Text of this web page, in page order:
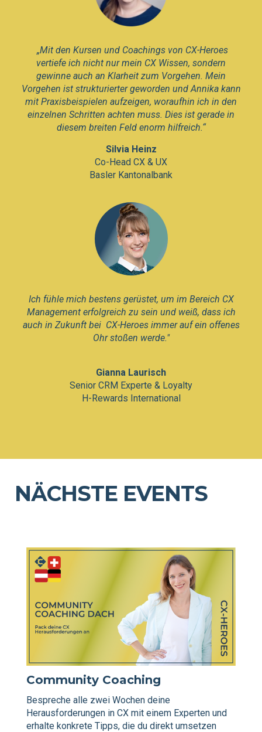
„Mit den Kursen und Coachings von CX-Heroes
vertiefe ich nicht nur mein CX Wissen, sondern
gewinne auch an Klarheit zum Vorgehen. Mein
Vorgehen ist strukturierter geworden und Annika kann
mit Praxisbeispielen aufzeigen, woraufhin ich in den
einzelnen Schritten achten muss. Dies ist gerade in
diesem breiten Feld enorm hilfreich.“
Silvia Heinz
Co-Head CX & UX
Basler Kantonalbank
Ich fühle mich bestens gerüstet, um im Bereich CX
Management erfolgreich zu sein und weiß, dass ich
auch in Zukunft bei CX-Heroes immer auf ein offenes
Ohr stoßen werde."
Gianna Laurisch
Senior CRM Experte & Loyalty
H-Rewards International
NÄCHSTE EVENTS
Community Coaching
Bespreche alle zwei Wochen deine
Herausforderungen in CX mit einem Experten und
erhalte konkrete Tipps, die du direkt umsetzen